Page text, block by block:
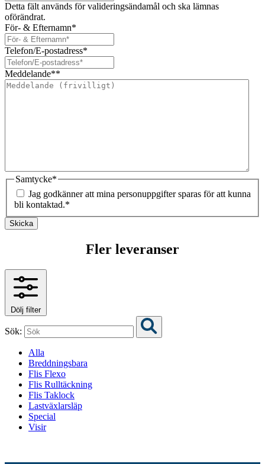
Detta fält används för valideringsändamål och ska lämnas
oförändrat.
För- & Efternamn*
Telefon/E-postadress*
Meddelande**
Samtycke*
Jag godkänner att mina personuppgifter sparas för att kunna
bli kontaktad.*
Skicka
Fler leveranser
Dölj filter
Sök:
Alla
Breddningsbara
Flis Flexo
Flis Rulltäckning
Flis Taklock
Lastväxlarsläp
Special
Visir